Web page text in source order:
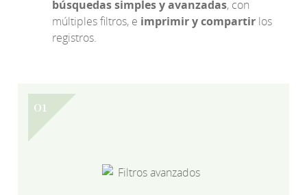
búsquedas simples y avanzadas, con
múltiples filtros, e imprimir y compartir los
registros.